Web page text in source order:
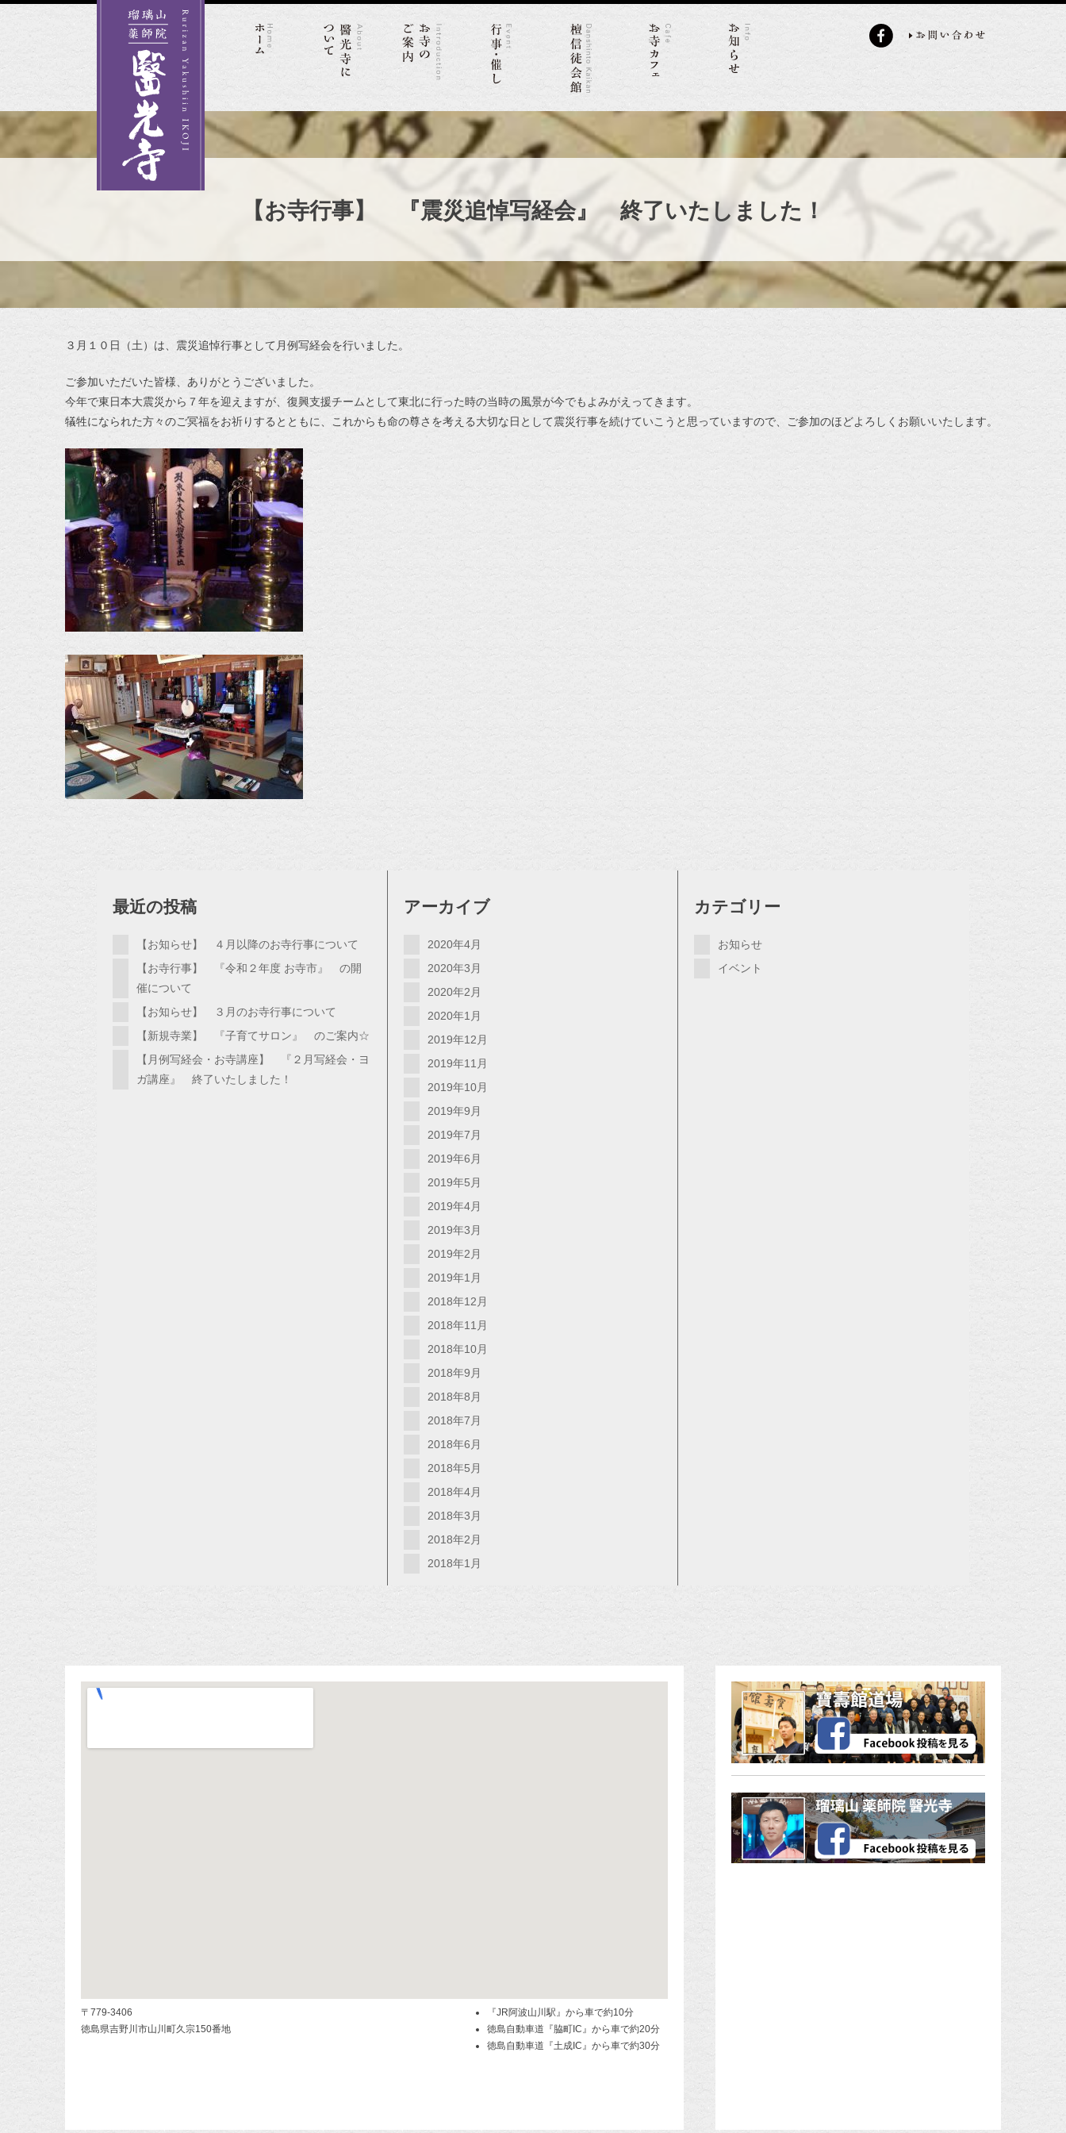
【お寺行事】 『震災追悼写経会』 終了いたしました！
３月１０日（土）は、震災追悼行事として月例写経会を行いました。
ご参加いただいた皆様、ありがとうございました。
今年で東日本大震災から７年を迎えますが、復興支援チームとして東北に行った時の当時の風景が今でもよみがえってきます。
犠牲になられた方々のご冥福をお祈りするとともに、これからも命の尊さを考える大切な日として震災行事を続けていこうと思っていますので、ご参加のほどよろしくお願いいたします。
最近の投稿
【お知らせ】 ４月以降のお寺行事について
【お寺行事】 『令和２年度 お寺市』 の開
催について
【お知らせ】 ３月のお寺行事について
【新規寺業】 『子育てサロン』 のご案内☆
【月例写経会・お寺講座】 『２月写経会・ヨ
ガ講座』 終了いたしました！
アーカイブ
2020年4月
2020年3月
2020年2月
2020年1月
2019年12月
2019年11月
2019年10月
2019年9月
2019年7月
2019年6月
2019年5月
2019年4月
2019年3月
2019年2月
2019年1月
2018年12月
2018年11月
2018年10月
2018年9月
2018年8月
2018年7月
2018年6月
2018年5月
2018年4月
2018年3月
2018年2月
2018年1月
カテゴリー
お知らせ
イベント
〒779-3406
徳島県吉野川市山川町久宗150番地
『JR阿波山川駅』から車で約10分
徳島自動車道『脇町IC』から車で約20分
徳島自動車道『土成IC』から車で約30分